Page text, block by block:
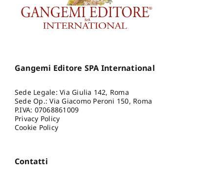
Gangemi Editore SPA International
Sede Legale: Via Giulia 142, Roma
Sede Op.: Via Giacomo Peroni 150, Roma
P.IVA: 07068861009
Privacy Policy
Cookie Policy
Contatti